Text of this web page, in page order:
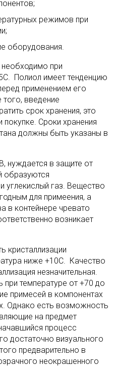
режимов при
оборудования.
необходимо при
Полиол имеет тенденцию
применением его
введение
срок хранения, это
Сроки хранения
должны быть указаны в
нуждается в защите от
образуются
углекислый газ. Вещество
для примеения, а
в контейнере чревато
возникает
кристаллизации
ниже +10С. Качество
незначительная.
температуре от +70 до
примесей в компонентах
Однако есть возможность
на предмет
процесс
достаточно визуального
предварительно в
неокрашенного